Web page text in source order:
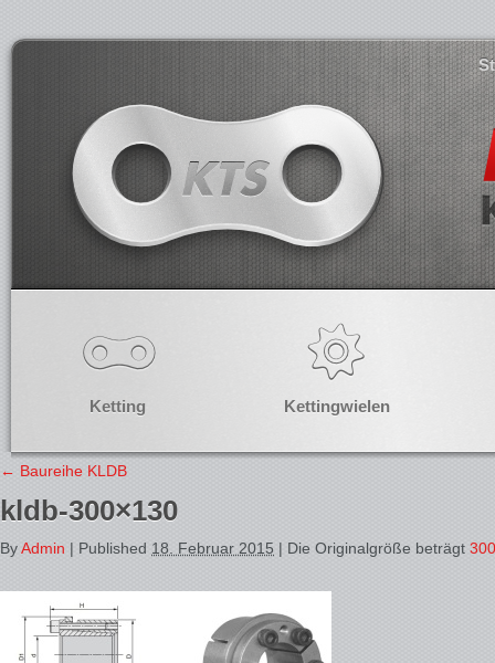
Ketting Kettingwielen
← Baureihe KLDB
kldb-300×130
ByAdmin | Published 18. Februar 2015 | Die Originalgröße beträgt